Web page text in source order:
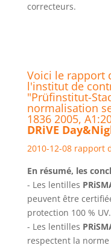
correcteurs.
Voici le rapport
l'institut de
"Prüfinstitut-
normalisation
1836 2005,
DRiVE
2010-12-08 rapport
En résumé, les
- Les lentilles
peuvent être
protection 100 % UV.
- Les lentilles
respectent la norme